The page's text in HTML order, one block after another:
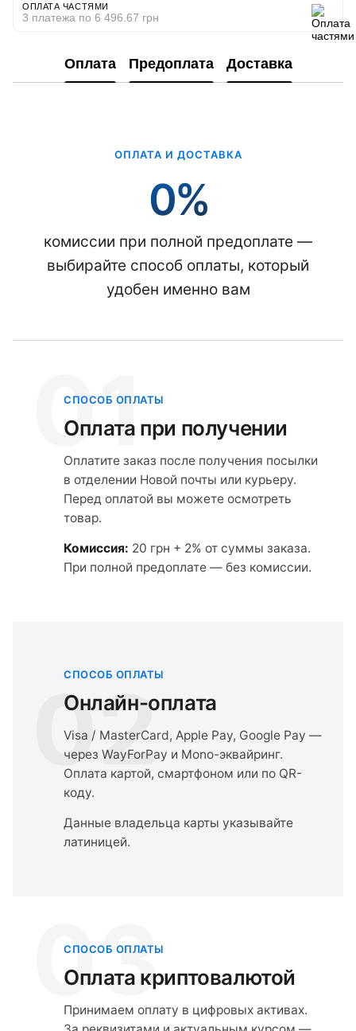
ОПЛАТА ЧАСТЯМИ
3 платежа по 6 496.67 грн
Оплата Предоплата Доставка
ОПЛАТА И ДОСТАВКА
0%
комиссии при полной предоплате —
выбирайте способ оплаты, который
удобен именно вам
01
СПОСОБ ОПЛАТЫ
Оплата при получении
Оплатите заказ после получения посылки
в отделении Новой почты или курьеру.
Перед оплатой вы можете осмотреть
товар.
Комиссия: 20 грн + 2% от суммы заказа.
При полной предоплате — без комиссии.
02
СПОСОБ ОПЛАТЫ
Онлайн-оплата
Visa / MasterCard, Apple Pay, Google Pay —
через WayForPay и Mono-эквайринг.
Оплата картой, смартфоном или по QR-
коду.
Данные владельца карты указывайте
латиницей.
03
СПОСОБ ОПЛАТЫ
Оплата криптовалютой
Принимаем оплату в цифровых активах.